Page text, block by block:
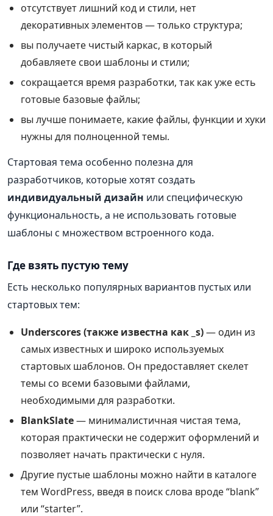
отсутствует лишний код и стили, нет
декоративных элементов — только структура;
вы получаете чистый каркас, в который
добавляете свои шаблоны и стили;
сокращается время разработки, так как уже есть
готовые базовые файлы;
вы лучше понимаете, какие файлы, функции и хуки
нужны для полноценной темы.
Стартовая тема особенно полезна для
разработчиков, которые хотят создать
индивидуальный дизайн или специфическую
функциональность, а не использовать готовые
шаблоны с множеством встроенного кода.
Где взять пустую тему
Есть несколько популярных вариантов пустых или
стартовых тем:
Underscores (также известна как _s)— один из
самых известных и широко используемых
стартовых шаблонов. Он предоставляет скелет
темы со всеми базовыми файлами,
необходимыми для разработки.
BlankSlate— минималистичная чистая тема,
которая практически не содержит оформлений и
позволяет начать практически с нуля.
Другие пустые шаблоны можно найти в каталоге
тем WordPress, введя в поиск слова вроде “blank”
или “starter”.